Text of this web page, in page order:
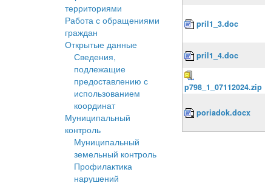
территориями
Работа с обращениями
граждан
Открытые данные
Сведения,
подлежащие
предоставлению с
использованием
координат
Муниципальный
контроль
Муниципальный
земельный контроль
Профилактика
нарушений
pril1_3.doc
pril1_4.doc
p798_1_07112024.zip
poriadok.docx